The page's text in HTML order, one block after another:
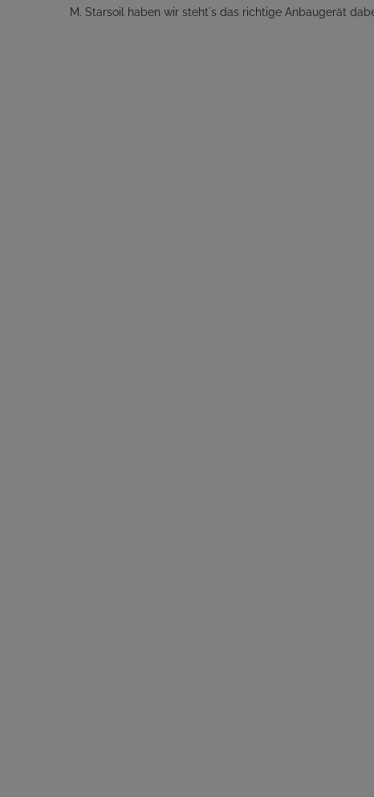
M. Starsoil haben wir steht´s das richtige